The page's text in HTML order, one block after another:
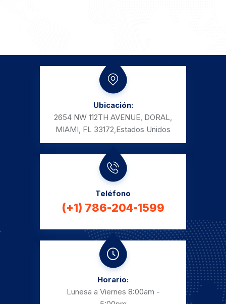
Ubicación:
2654 NW 112TH AVENUE, DORAL,
MIAMI, FL 33172, Estados Unidos
Teléfono
(+1) 786-204-1599
Horario:
Lunesa a Viernes 8:00am -